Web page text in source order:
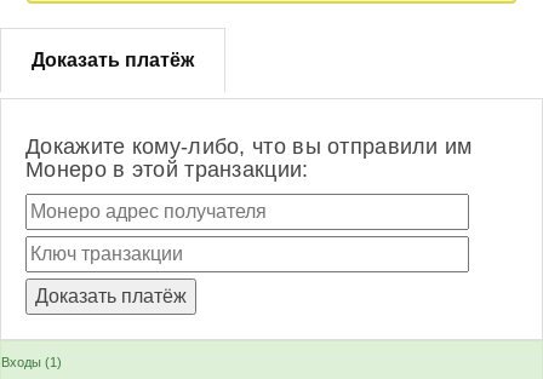
Доказать платёж
Докажите кому-либо, что вы отправили им
Монеро в этой транзакции:
Входы (1)